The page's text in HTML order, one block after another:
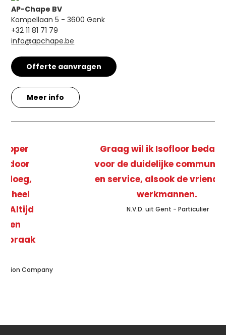
AP-Chape BV
Kompellaan 5 - 3600 Genk
+32 11 81 71 79
info@apchape.be
Offerte aanvragen
Meer info
Graag wil ik Isofloor bedanken
voor de duidelijke communicatie
en service, alsook de vriendelijke
werkmannen.
N.V.D. uit Gent - Particulier